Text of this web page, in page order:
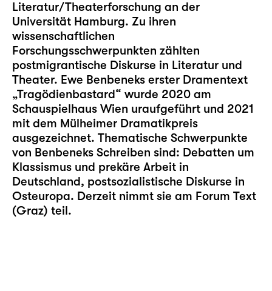
Literatur/Theaterforschung an der
Universität Hamburg. Zu ihren
wissenschaftlichen
Forschungsschwerpunkten zählten
postmigrantische Diskurse in Literatur und
Theater. Ewe Benbeneks erster Dramentext
„Tragödienbastard“ wurde 2020 am
Schauspielhaus Wien uraufgeführt und 2021
mit dem Mülheimer Dramatikpreis
ausgezeichnet. Thematische Schwerpunkte
von Benbeneks Schreiben sind: Debatten um
Klassismus und prekäre Arbeit in
Deutschland, postsozialistische Diskurse in
Osteuropa. Derzeit nimmt sie am Forum Text
(Graz) teil.